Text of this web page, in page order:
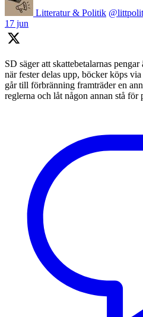
Litteratur & Politik
17 jun
SD säger att skattebetalarnas
när fester delas upp, böcker köps
går till förbränning framträder en
reglerna och låt någon annan stå för